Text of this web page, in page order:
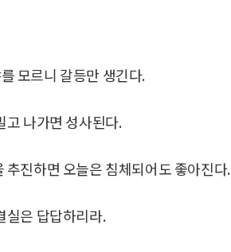
모르니 갈등만 생긴다.
고 나가면 성사된다.
추진하면 오늘은 침체되어도 좋아진다.
실은 답답하리라.